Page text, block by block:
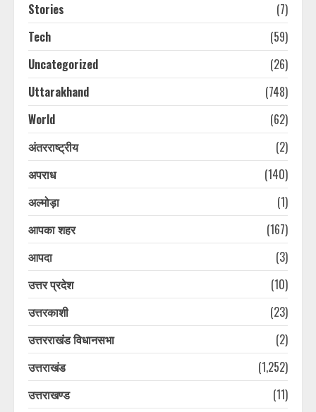
Stories
(7)
Tech
(59)
Uncategorized
(26)
Uttarakhand
(748)
World
(62)
अंतरराष्ट्रीय
(2)
अपराध
(140)
अल्मोड़ा
(1)
आपका शहर
(167)
आपदा
(3)
उत्तर प्रदेश
(10)
उत्तरकाशी
(23)
उत्तरराखंड विधानसभा
(2)
उत्तराखंड
(1,252)
उत्तराखण्ड
(11)